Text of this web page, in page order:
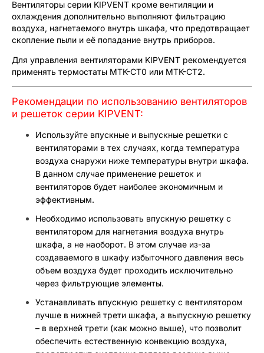
Вентиляторы серии KIPVENT кроме вентиляции и
охлаждения дополнительно выполняют фильтрацию
воздуха, нагнетаемого внутрь шкафа, что предотвращает
скопление пыли и её попадание внутрь приборов.
Для управления вентиляторами KIPVENT рекомендуется
применять термостаты MTK-CT0 или MTK-CT2.
Рекомендации по использованию вентиляторов
и решеток серии KIPVENT:
Используйте впускные и выпускные решетки с
вентиляторами в тех случаях, когда температура
воздуха снаружи ниже температуры внутри шкафа.
В данном случае применение решеток и
вентиляторов будет наиболее экономичным и
эффективным.
Необходимо использовать впускную решетку с
вентилятором для нагнетания воздуха внутрь
шкафа, а не наоборот. В этом случае из-за
создаваемого в шкафу избыточного давления весь
объем воздуха будет проходить исключительно
через фильтрующие элементы.
Устанавливать впускную решетку с вентилятором
лучше в нижней трети шкафа, а выпускную решетку
– в верхней трети (как можно выше), что позволит
обеспечить естественную конвекцию воздуха,